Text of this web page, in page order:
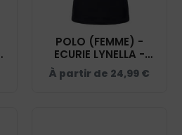
POLO (FEMME) -
ECURIE LYNELLA -
NAVY - BCI1F
À partir de 24,99 €